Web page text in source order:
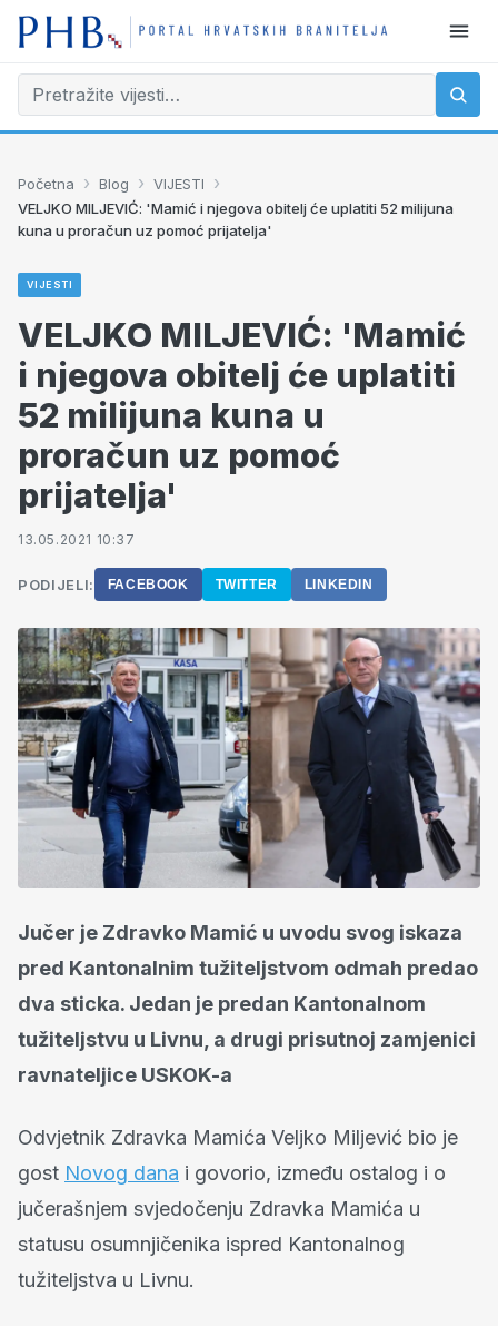
Početna › Blog › VIJESTI ›
VELJKO MILJEVIĆ: 'Mamić i njegova obitelj će uplatiti 52 milijuna
kuna u proračun uz pomoć prijatelja'
VIJESTI
VELJKO MILJEVIĆ: 'Mamić
i njegova obitelj će uplatiti
52 milijuna kuna u
proračun uz pomoć
prijatelja'
13.05.2021 10:37
PODIJELI: FACEBOOK TWITTER LINKEDIN
Jučer je Zdravko Mamić u uvodu svog iskaza
pred Kantonalnim tužiteljstvom odmah predao
dva sticka. Jedan je predan Kantonalnom
tužiteljstvu u Livnu, a drugi prisutnoj zamjenici
ravnateljice USKOK-a
Odvjetnik Zdravka Mamića Veljko Miljević bio je
gost Novog dana i govorio, između ostalog i o
jučerašnjem svjedočenju Zdravka Mamića u
statusu osumnjičenika ispred Kantonalnog
tužiteljstva u Livnu.